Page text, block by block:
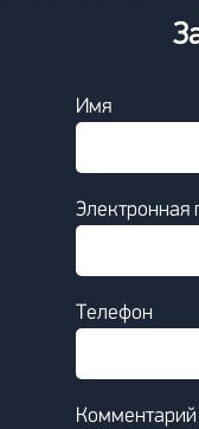
Имя
Электронная
Телефон